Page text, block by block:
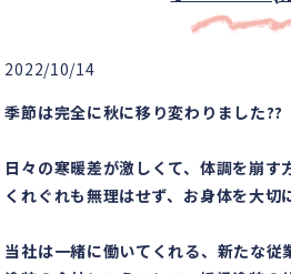
2022/10/14
季節は完全に秋に移り変わりました??
日々の寒暖差が激しくて、体調を崩す
くれぐれも無理はせず、お身体を大
当社は一緒に働いてくれる、新たな